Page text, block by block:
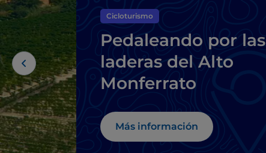
Cicloturismo
Pedaleando por las
laderas del Alto
Monferrato
Más información